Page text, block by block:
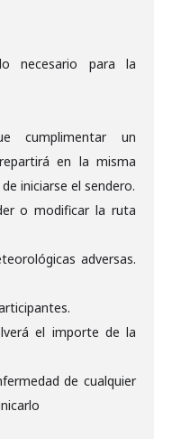
necesario para la
cumplimentar un
en la misma
iniciarse el sendero.
o modificar la ruta
adversas.
el importe de la
de cualquier